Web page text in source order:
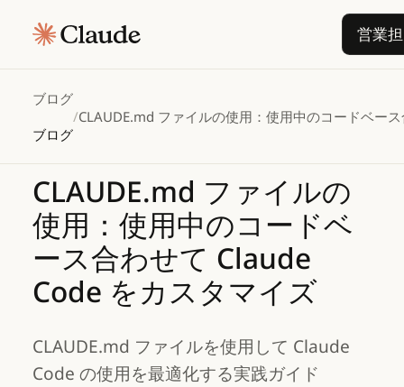
営業
ブログ
ブログ
/CLAUDE.md ファイルの使用：使用中のコードベー
CLAUDE.md ファイルの
使用：使用中のコードベ
ース合わせて Claude
Code をカスタマイズ
CLAUDE.md ファイルを使用して Claude
Code の使用を最適化する実践ガイド